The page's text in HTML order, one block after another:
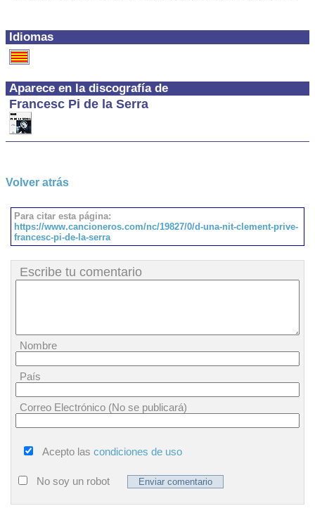
Idiomas
Aparece en la discografía de
Francesc Pi de la Serra
Volver atrás
Para citar esta página:
https://www.cancioneros.com/nc/19827/0/d-una-nit-clement-prive-
francesc-pi-de-la-serra
Escribe tu comentario
Nombre
País
Correo Electrónico (No se publicará)
Acepto las condiciones de uso
No soy un robot